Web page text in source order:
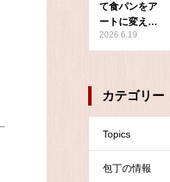
て食パンをア
ートに変え…
2026.6.19
カテゴリー
Topics
包丁の情報